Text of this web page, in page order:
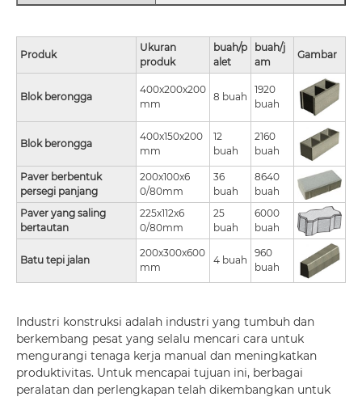
Produk
Ukuran
produk
buah/p
alet
buah/j
am
Gambar
Blok berongga
400x200x200
mm
8 buah
1920
buah
Blok berongga
400x150x200
mm
12
buah
2160
buah
Paver berbentuk
persegi panjang
200x100x6
0/80mm
36
buah
8640
buah
Paver yang saling
bertautan
225x112x6
0/80mm
25
buah
6000
buah
Batu tepi jalan
200x300x600
mm
4 buah
960
buah
Industri konstruksi adalah industri yang tumbuh dan
berkembang pesat yang selalu mencari cara untuk
mengurangi tenaga kerja manual dan meningkatkan
produktivitas. Untuk mencapai tujuan ini, berbagai
peralatan dan perlengkapan telah dikembangkan untuk